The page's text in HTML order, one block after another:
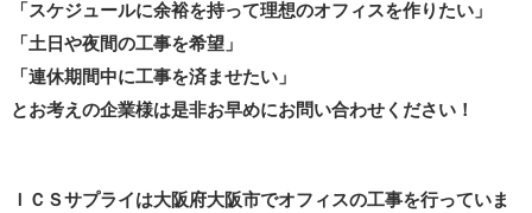
「スケジュールに余裕を持って理想のオフィスを作りたい」
「土日や夜間の工事を希望」
「連休期間中に工事を済ませたい」
とお考えの企業様は是非お早めにお問い合わせください！
ＩＣＳサプライは大阪府大阪市でオフィスの工事を行っていま